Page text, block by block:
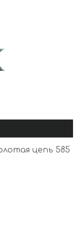
цепь 585